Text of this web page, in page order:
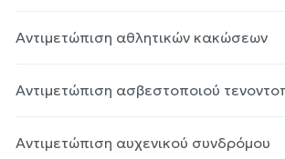
Αντιμετώπιση αθλητικών κακώσεων
Αντιμετώπιση ασβεστοποιού
Αντιμετώπιση αυχενικού συνδρόμου